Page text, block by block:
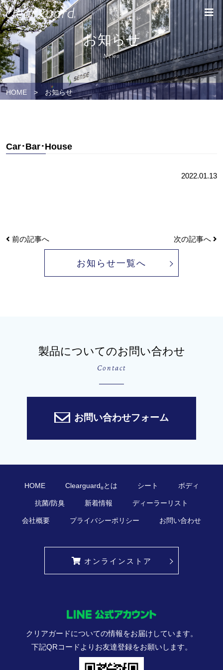
お知らせ
News
HOME > お知らせ
Car･Bar･House
2022.01.13
前の記事へ 次の記事へ
お知らせ一覧へ
製品についてのお問い合わせ
Contact
お問い合わせフォーム
HOME Clearguard®とは シート ボディ
抗菌/防臭 新着情報 ディーラーリスト
会社概要 プライバシーポリシー お問い合わせ
オンラインストア
クリアガードについての情報をお届けしています。
下記QRコードよりお友達登録をお願いします。